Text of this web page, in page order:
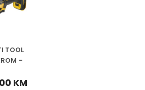
TOOL
–
KM